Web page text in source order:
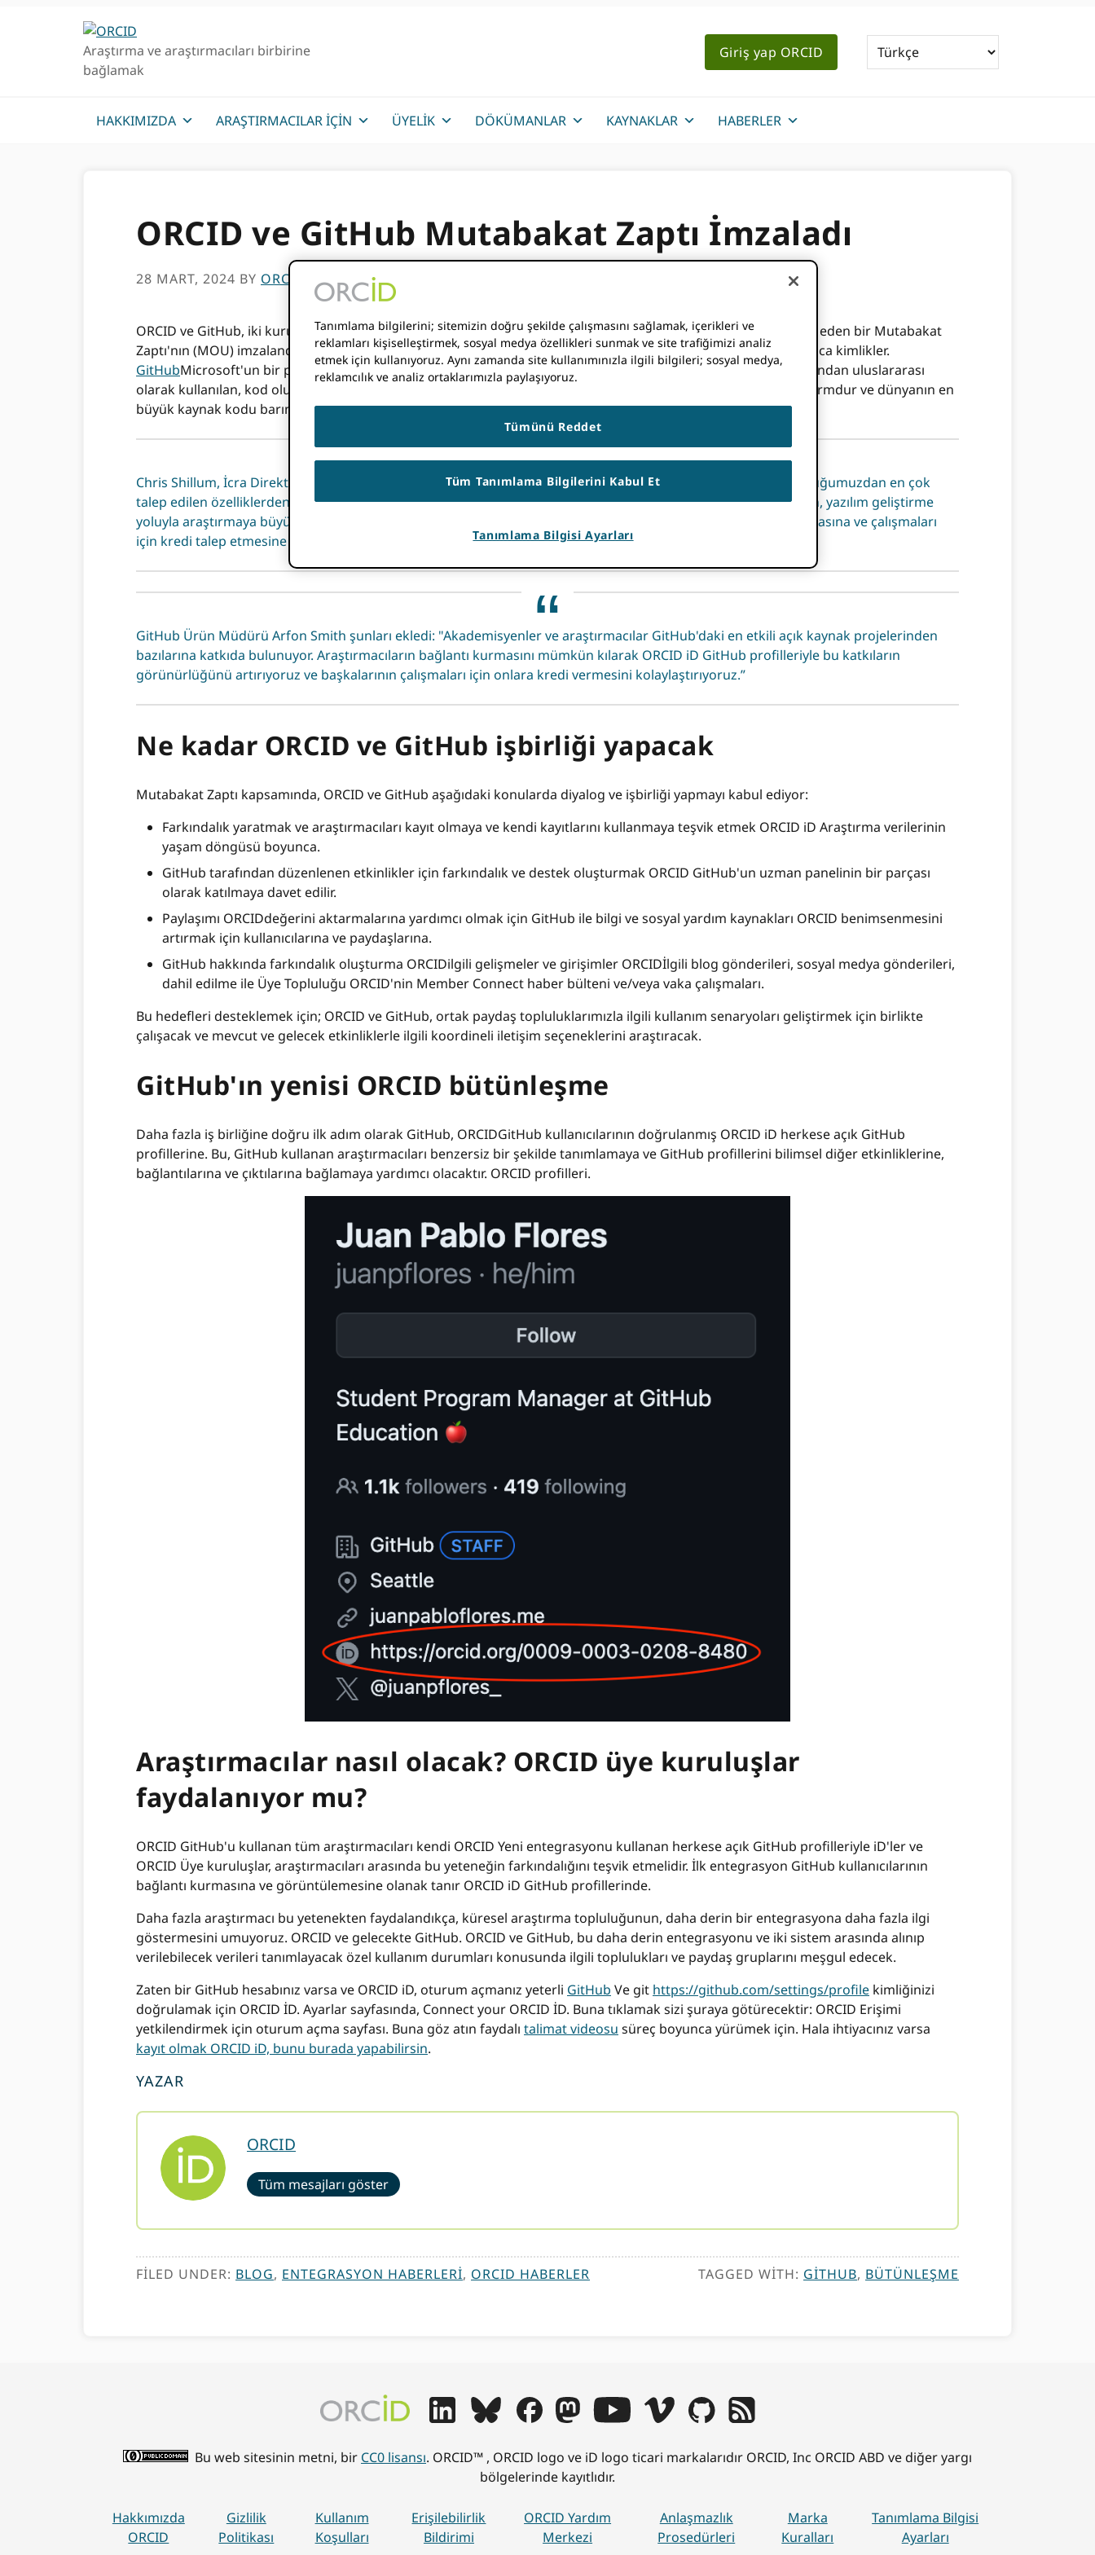
Araştırma ve araştırmacıları birbirine
bağlamak
Giriş yap ORCID
HAKKIMIZDA ARAŞTIRMACILAR IÇIN ÜYELIK DÖKÜMANLAR KAYNAKLAR HABERLER
ORCID ve GitHub Mutabakat Zaptı İmzaladı
28 MART, 2024 BY ORCID
ORCID ve GitHub, iki kuruluşun aşağıdakilerin benimsenmesini teşvik eden çabaları koordine etmesini taahhüt eden bir Mutabakat
Zaptı'nın (MOU) imzalandığını duyurmaktan mutluluk duyuyor. ORCID Araştırma verileri yaşam döngüsü boyunca kimlikler.
GitHubMicrosoft'un bir parçası olan , tüm dünyadaki programcılar, araştırmacılar ve teknoloji kuruluşları tarafından uluslararası
olarak kullanılan, kod oluşturmaya, barındırmaya, yönetmeye ve paylaşmaya yönelik işbirliğine dayalı bir platformdur ve dünyanın en
büyük kaynak kodu barındırıcısıdır.
Chris Shillum, İcra Direktörü ORCID arasında entegrasyon olduğunu söyledi. ORCID GitHub birkaç yıldır topluluğumuzdan en çok
talep edilen özelliklerden biri olduğundan bu ortaklığı duyurmaktan heyecan duyuyoruz. Sonuçta, işbirliğimizin, yazılım geliştirme
yoluyla araştırmaya büyük ölçüde veya kısmen katkıda bulunan çok sayıda insanın daha iyi görünürlük kazanmasına ve çalışmaları
için kredi talep etmesine olanak sağlayacağını umuyoruz."
GitHub Ürün Müdürü Arfon Smith şunları ekledi: "Akademisyenler ve araştırmacılar GitHub'daki en etkili açık kaynak projelerinden
bazılarına katkıda bulunuyor. Araştırmacıların bağlantı kurmasını mümkün kılarak ORCID iD GitHub profilleriyle bu katkıların
görünürlüğünü artırıyoruz ve başkalarının çalışmaları için onlara kredi vermesini kolaylaştırıyoruz.”
Ne kadar ORCID ve GitHub işbirliği yapacak
Mutabakat Zaptı kapsamında, ORCID ve GitHub aşağıdaki konularda diyalog ve işbirliği yapmayı kabul ediyor:
Farkındalık yaratmak ve araştırmacıları kayıt olmaya ve kendi kayıtlarını kullanmaya teşvik etmek ORCID iD Araştırma verilerinin
yaşam döngüsü boyunca.
GitHub tarafından düzenlenen etkinlikler için farkındalık ve destek oluşturmak ORCID GitHub'un uzman panelinin bir parçası
olarak katılmaya davet edilir.
Paylaşımı ORCIDdeğerini aktarmalarına yardımcı olmak için GitHub ile bilgi ve sosyal yardım kaynakları ORCID benimsenmesini
artırmak için kullanıcılarına ve paydaşlarına.
GitHub hakkında farkındalık oluşturma ORCIDilgili gelişmeler ve girişimler ORCIDİlgili blog gönderileri, sosyal medya gönderileri,
dahil edilme ile Üye Topluluğu ORCID'nin Member Connect haber bülteni ve/veya vaka çalışmaları.
Bu hedefleri desteklemek için; ORCID ve GitHub, ortak paydaş topluluklarımızla ilgili kullanım senaryoları geliştirmek için birlikte
çalışacak ve mevcut ve gelecek etkinliklerle ilgili koordineli iletişim seçeneklerini araştıracak.
GitHub'ın yenisi ORCID bütünleşme
Daha fazla iş birliğine doğru ilk adım olarak GitHub, ORCIDGitHub kullanıcılarının doğrulanmış ORCID iD herkese açık GitHub
profillerine. Bu, GitHub kullanan araştırmacıları benzersiz bir şekilde tanımlamaya ve GitHub profillerini bilimsel diğer etkinliklerine,
bağlantılarına ve çıktılarına bağlamaya yardımcı olacaktır. ORCID profilleri.
Araştırmacılar nasıl olacak? ORCID üye kuruluşlar
faydalanıyor mu?
ORCID GitHub'u kullanan tüm araştırmacıları kendi ORCID Yeni entegrasyonu kullanan herkese açık GitHub profilleriyle iD'ler ve
ORCID Üye kuruluşlar, araştırmacıları arasında bu yeteneğin farkındalığını teşvik etmelidir. İlk entegrasyon GitHub kullanıcılarının
bağlantı kurmasına ve görüntülemesine olanak tanır ORCID iD GitHub profillerinde.
Daha fazla araştırmacı bu yetenekten faydalandıkça, küresel araştırma topluluğunun, daha derin bir entegrasyona daha fazla ilgi
göstermesini umuyoruz. ORCID ve gelecekte GitHub. ORCID ve GitHub, bu daha derin entegrasyonu ve iki sistem arasında alınıp
verilebilecek verileri tanımlayacak özel kullanım durumları konusunda ilgili toplulukları ve paydaş gruplarını meşgul edecek.
Zaten bir GitHub hesabınız varsa ve ORCID iD, oturum açmanız yeterli GitHub Ve git https://github.com/settings/profile kimliğinizi
doğrulamak için ORCID İD. Ayarlar sayfasında, Connect your ORCID İD. Buna tıklamak sizi şuraya götürecektir: ORCID Erişimi
yetkilendirmek için oturum açma sayfası. Buna göz atın faydalı talimat videosu süreç boyunca yürümek için. Hala ihtiyacınız varsa
kayıt olmak ORCID iD, bunu burada yapabilirsin.
YAZAR
ORCID
Tüm mesajları göster
FILED UNDER: BLOG, ENTEGRASYON HABERLERI, ORCID HABERLER TAGGED WITH: GITHUB, BÜTÜNLEŞME
Bu web sitesinin metni, bir CC0 lisansı. ORCID™ , ORCID logo ve iD logo ticari markalarıdır ORCID, Inc ORCID ABD ve diğer yargı
bölgelerinde kayıtlıdır.
Hakkımızda
ORCID
Gizlilik
Politikası
Kullanım
Koşulları
Erişilebilirlik
Bildirimi
ORCID Yardım
Merkezi
Anlaşmazlık
Prosedürleri
Marka
Kuralları
Tanımlama Bilgisi
Ayarları
Tanımlama bilgilerini; sitemizin doğru şekilde çalışmasını sağlamak, içerikleri ve
reklamları kişiselleştirmek, sosyal medya özellikleri sunmak ve site trafiğimizi analiz
etmek için kullanıyoruz. Aynı zamanda site kullanımınızla ilgili bilgileri; sosyal medya,
reklamcılık ve analiz ortaklarımızla paylaşıyoruz.
Tümünü Reddet
Tüm Tanımlama Bilgilerini Kabul Et
Tanımlama Bilgisi Ayarları